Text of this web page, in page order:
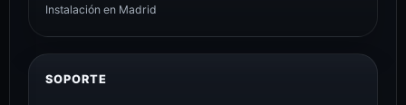
Instalación en Madrid
SOPORTE